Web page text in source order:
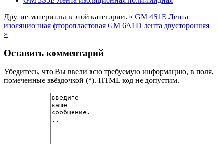
Другие материалы в этой категории: « GM 4S1E Лента
изоляционная фторопластовая GM 6A1D лента двусторонняя
»
Оставить комментарий
Убедитесь, что Вы ввели всю требуемую информацию, в поля,
помеченные звёздочкой (*). HTML код не допустим.